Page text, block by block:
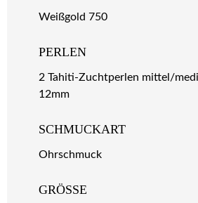
Weißgold 750
PERLEN
2 Tahiti-Zuchtperlen mittel/
12mm
SCHMUCKART
Ohrschmuck
GRÖSSE